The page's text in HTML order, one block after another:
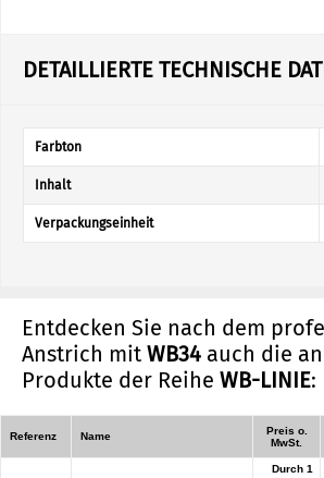
DETAILLIERTE TECHNISCHE
Farbton
Inhalt
Verpackungseinheit
Entdecken Sie nach dem
Anstrich mit WB34 auch die
Produkte der Reihe WB-LINIE:
Referenz Name
Preis o.
MwSt.
Durch 1